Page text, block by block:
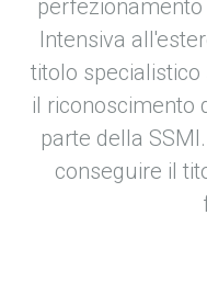
Intensiva
titolo
il riconoscimento
parte della
conseguire il